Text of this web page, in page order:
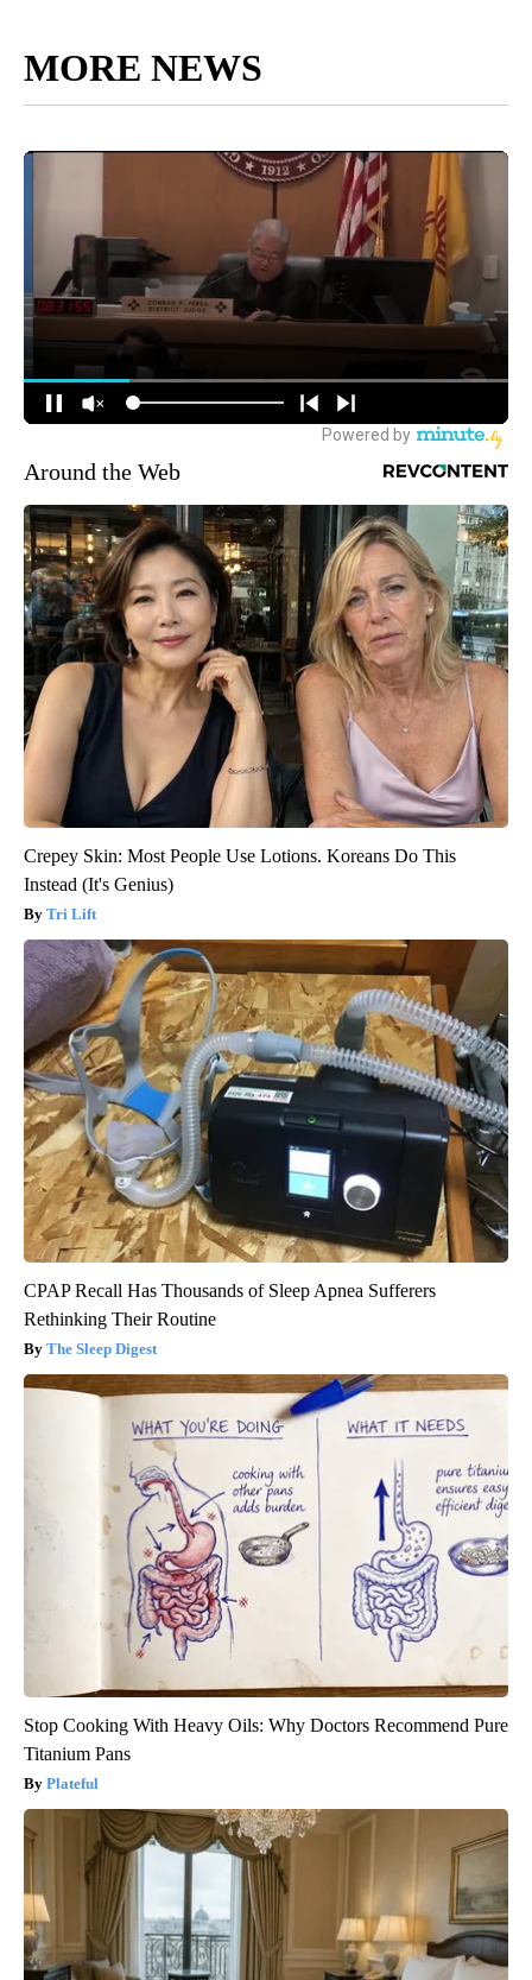
MORE NEWS
Around the Web
Crepey Skin: Most People Use Lotions. Koreans Do This
Instead (It's Genius)
Tri Lift
CPAP Recall Has Thousands of Sleep Apnea Sufferers
Rethinking Their Routine
The Sleep Digest
Stop Cooking With Heavy Oils: Why Doctors Recommend Pure
Titanium Pans
Plateful